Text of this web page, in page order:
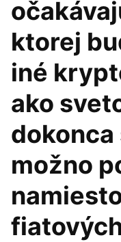
ktorej
iné
ako
dokonca
možno